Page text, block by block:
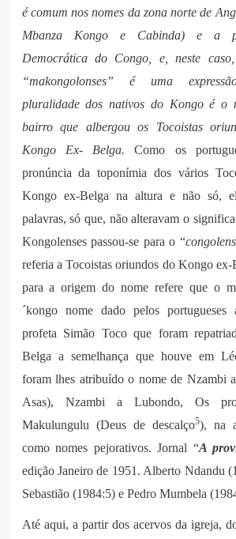
é comum nos nomes da zona norte de
Mbanza Kongo e Cabinda) e a
Democrática do Congo, e, neste
“makongolonses” é uma
pluralidade dos nativos do Kongo é o
bairro que albergou os Tocoistas
Kongo Ex- Belga.Como os
pronúncia da toponímia dos vários
Kongo ex-Belga na altura e não só,
palavras, só que, não alteravam o
Kongolenses passou-se para o “
referia a Tocoistas oriundos do Kongo ex-
para a origem do nome refere que o
´kongo nome dado pelos portugueses
profeta Simão Toco que foram
Belga a semelhança que houve em
foram lhes atribuído o nome de Nzambi
Asas), Nzambi a Lubondo, Os
Makulungulu (Deus de descalço5), na
como nomes pejorativos. Jornal “A
edição Janeiro de 1951. Alberto Ndandu
Sebastião (1984:5) e Pedro Mumbela
Até aqui, a partir dos acervos da igreja,